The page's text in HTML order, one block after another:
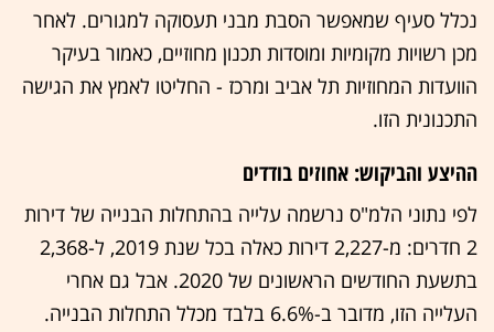
נכלל סעיף שמאפשר הסבת מבני תעסוקה למגורים. לאחר
מכן רשויות מקומיות ומוסדות תכנון מחוזיים, כאמור בעיקר
הוועדות המחוזיות תל אביב ומרכז - החליטו לאמץ את הגישה
התכנונית הזו.
ההיצע והביקוש: אחוזים בודדים
לפי נתוני הלמ"ס נרשמה עלייה בהתחלות הבנייה של דירות
2 חדרים: מ-2,227 דירות כאלה בכל שנת 2019, ל-2,368
בתשעת החודשים הראשונים של 2020. אבל גם אחרי
העלייה הזו, מדובר ב-6.6% בלבד מכלל התחלות הבנייה.